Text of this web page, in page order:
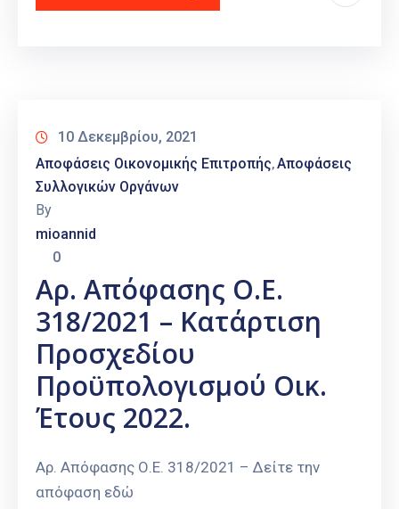
10 Δεκεμβρίου, 2021
Αποφάσεις Οικονομικής Επιτροπής‚Αποφάσεις
Συλλογικών Οργάνων
By
mioannid
0
Αρ. Απόφασης Ο.Ε.
318/2021 – Κατάρτιση
Προσχεδίου
Προϋπολογισμού Οικ.
Έτους 2022.
Αρ. Απόφασης Ο.Ε. 318/2021 – Δείτε την
απόφαση εδώ